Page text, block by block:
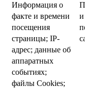
Информация о
факте и времени
посещения
страницы; IP-
адрес; данные об
аппаратных
событиях;
файлы Cookies;
и